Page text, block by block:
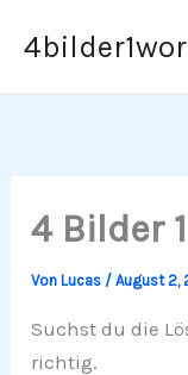
Inhalt
4 Bilder
VonLucas /August 2,
Suchst du die
richtig.